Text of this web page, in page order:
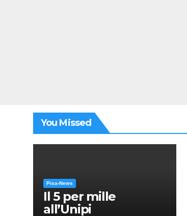
You Missed
Pisa-News
Il 5 per mille
all’Unipi